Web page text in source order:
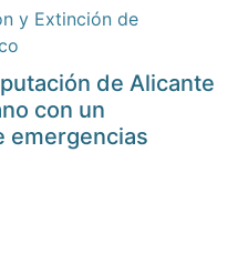
y Extinción de
de Alicante
con un
emergencias